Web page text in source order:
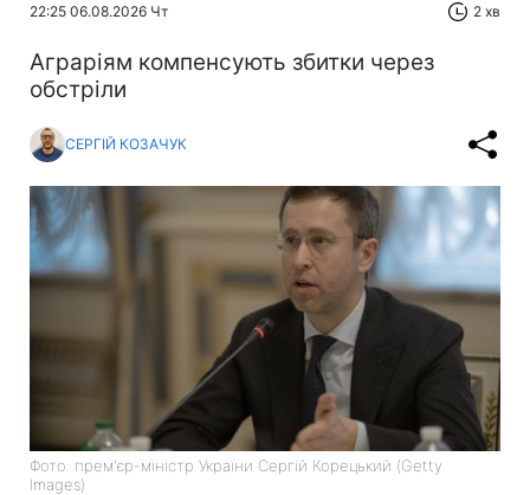
22:25 06.08.2026 Чт 2 хв
Аграріям компенсують збитки через
обстріли
СЕРГІЙ КОЗАЧУК
Фото: прем'єр-міністр України Сергій Корецький (Getty
Images)